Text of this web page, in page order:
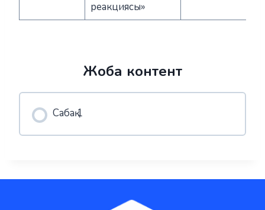
реакциясы»
Жоба контент
Сабақ 1